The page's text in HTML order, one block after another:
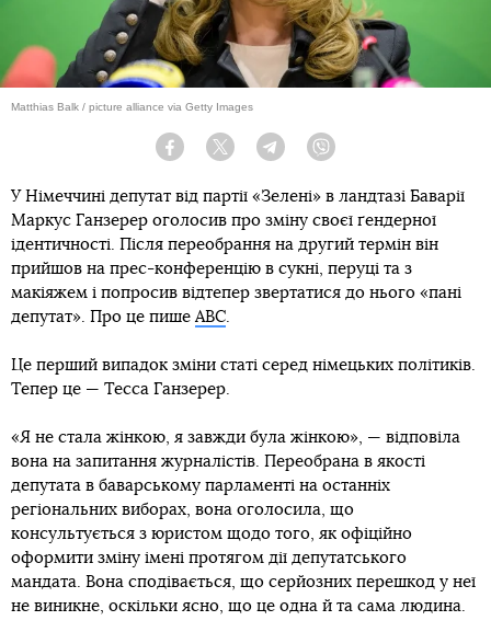
Matthias Balk / picture alliance via Getty Images
Facebook Twitter Telegram
У Німеччині депутат від партії «Зелені» в ландтазі Баварії
Маркус Ганзерер оголосив про зміну своєї ґендерної
ідентичності. Після переобрання на другий термін він
прийшов на прес-конференцію в сукні, перуці та з
макіяжем і попросив відтепер звертатися до нього «пані
депутат». Про це пишеABC.
Це перший випадок зміни статі серед німецьких політиків.
Тепер це — Тесса Ганзерер.
«Я не стала жінкою, я завжди була жінкою», — відповіла
вона на запитання журналістів. Переобрана в якості
депутата в баварському парламенті на останніх
регіональних виборах, вона оголосила, що
консультується з юристом щодо того, як офіційно
оформити зміну імені протягом дії депутатського
мандата. Вона сподівається, що серйозних перешкод у неї
не виникне, оскільки ясно, що це одна й та сама людина.